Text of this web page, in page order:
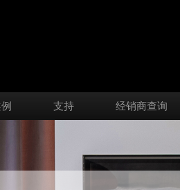
支持 经销商查询